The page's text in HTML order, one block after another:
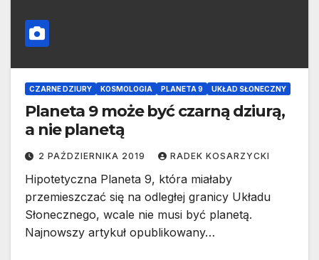
CZARNE DZIURY KOSMOLOGIA PLANETA 9 UKŁAD SŁONECZNY
Planeta 9 może być czarną dziurą,
a nie planetą
2 PAŹDZIERNIKA 2019 RADEK KOSARZYCKI
Hipotetyczna Planeta 9, która miałaby
przemieszczać się na odległej granicy Układu
Słonecznego, wcale nie musi być planetą.
Najnowszy artykuł opublikowany…